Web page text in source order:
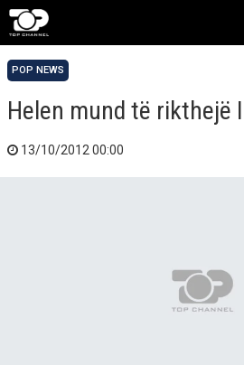
POP NEWS
Helen mund të rikthejë
13/10/2012 00:00